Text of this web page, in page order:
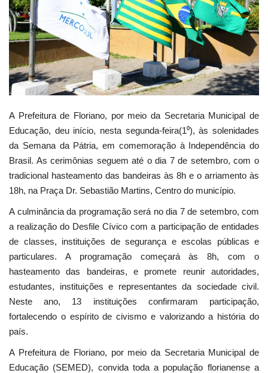
Webmail
Contato
A Prefeitura de Floriano, por meio da Secretaria Municipal de
Educação, deu início, nesta segunda-feira(1⁰), às solenidades
da Semana da Pátria, em comemoração à Independência do
Brasil. As cerimônias seguem até o dia 7 de setembro, com o
tradicional hasteamento das bandeiras às 8h e o arriamento às
18h, na Praça Dr. Sebastião Martins, Centro do município.
A culminância da programação será no dia 7 de setembro, com
a realização do Desfile Cívico com a participação de entidades
de classes, instituições de segurança e escolas públicas e
particulares. A programação começará às 8h, com o
hasteamento das bandeiras, e promete reunir autoridades,
estudantes, instituições e representantes da sociedade civil.
Neste ano, 13 instituições confirmaram participação,
fortalecendo o espírito de civismo e valorizando a história do
país.
A Prefeitura de Floriano, por meio da Secretaria Municipal de
Educação (SEMED), convida toda a população florianense a